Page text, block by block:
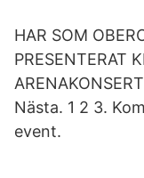
HAR SOM
PRESENTERAT
Nästa. 1 2 3.
event.